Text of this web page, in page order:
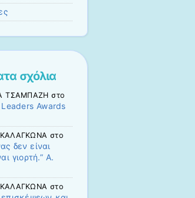
σχόλια
ΤΣΑΜΠΑΖΗ στο
Awards
στο
δεν είναι
γιορτή.” Α.
στο